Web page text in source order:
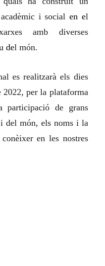
i social en el
amb diverses
del món.
es realitzarà els dies
2022, per la plataforma
participació de grans
del món, els noms i la
en les nostres